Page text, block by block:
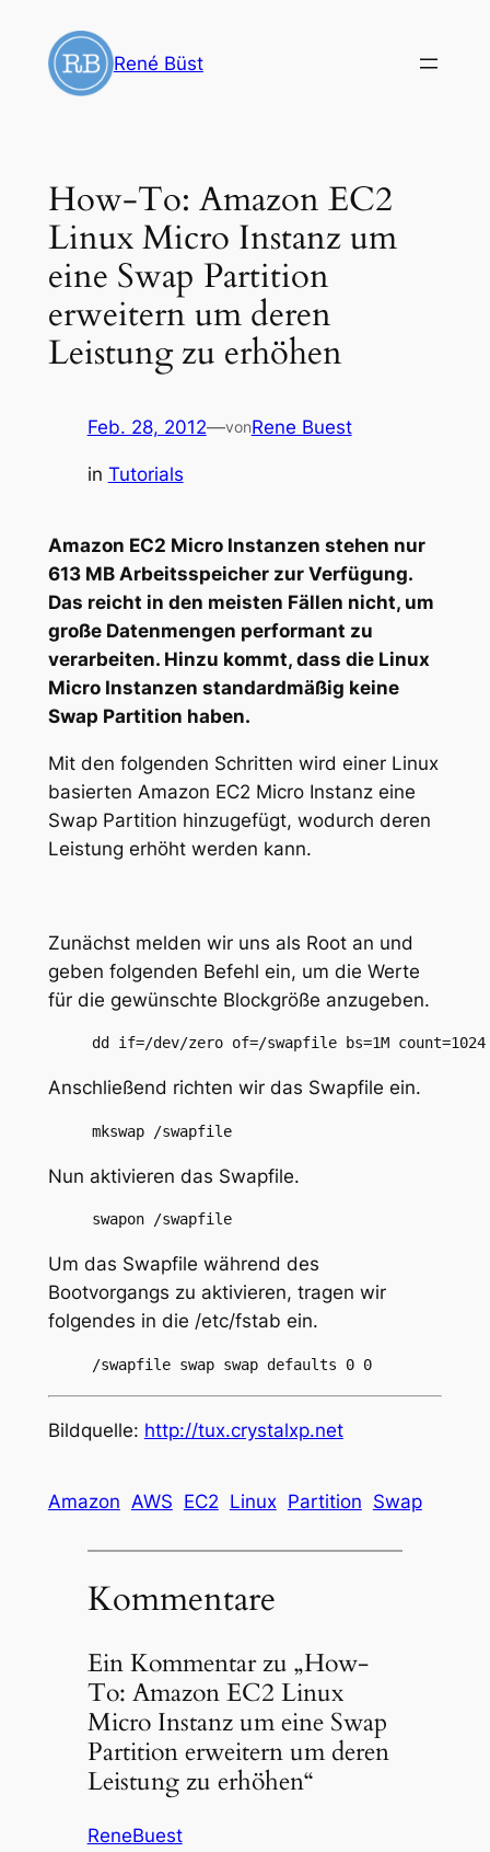
Inhalt
springen
René Büst
How-To: Amazon EC2
Linux Micro Instanz um
eine Swap Partition
erweitern um deren
Leistung zu erhöhen
Feb. 28, 2012—vonRene Buest
in Tutorials
Amazon EC2 Micro Instanzen stehen nur
613 MB Arbeitsspeicher zur Verfügung.
Das reicht in den meisten Fällen nicht, um
große Datenmengen performant zu
verarbeiten. Hinzu kommt, dass die Linux
Micro Instanzen standardmäßig keine
Swap Partition haben.
Mit den folgenden Schritten wird einer Linux
basierten Amazon EC2 Micro Instanz eine
Swap Partition hinzugefügt, wodurch deren
Leistung erhöht werden kann.
Zunächst melden wir uns als Root an und
geben folgenden Befehl ein, um die Werte
für die gewünschte Blockgröße anzugeben.
dd if=/dev/zero of=/swapfile bs=1M count=1024
Anschließend richten wir das Swapfile ein.
mkswap /swapfile
Nun aktivieren das Swapfile.
swapon /swapfile
Um das Swapfile während des
Bootvorgangs zu aktivieren, tragen wir
folgendes in die /etc/fstab ein.
/swapfile swap swap defaults 0 0
Bildquelle: http://tux.crystalxp.net
Amazon AWS EC2 Linux Partition Swap
Kommentare
Ein Kommentar zu „How-
To: Amazon EC2 Linux
Micro Instanz um eine Swap
Partition erweitern um deren
Leistung zu erhöhen“
ReneBuest